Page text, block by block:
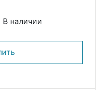
В наличии